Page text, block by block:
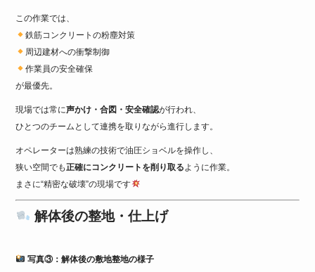
この作業では、
鉄筋コンクリートの粉塵対策
周辺建材への衝撃制御
作業員の安全確保
が最優先。
現場では常に声かけ・合図・安全確認が行われ、
ひとつのチームとして連携を取りながら進行します。
オペレーターは熟練の技術で油圧ショベルを操作し、
狭い空間でも正確にコンクリートを削り取るように作業。
まさに“精密な破壊”の現場です
解体後の整地・仕上げ
写真③：解体後の敷地整地の様子